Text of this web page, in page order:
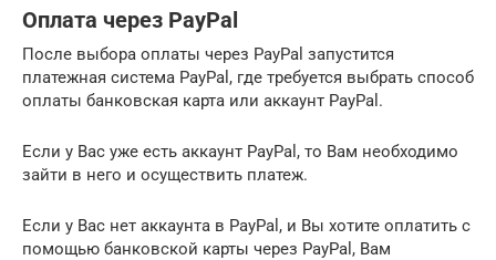
Оплата через PayPal
После выбора оплаты через PayPal запустится
платежная система PayPal, где требуется выбрать способ
оплаты банковская карта или аккаунт PayPal.
Если у Вас уже есть аккаунт PayPal, то Вам необходимо
зайти в него и осуществить платеж.
Если у Вас нет аккаунта в PayPal, и Вы хотите оплатить с
помощью банковской карты через PayPal, Вам